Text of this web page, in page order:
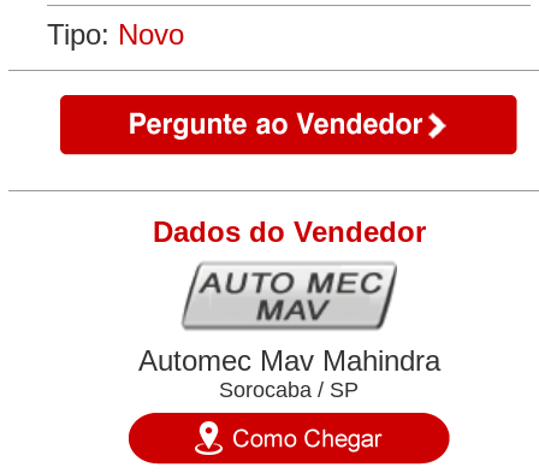
Tipo: Novo
Dados do Vendedor
Automec Mav Mahindra
Sorocaba / SP